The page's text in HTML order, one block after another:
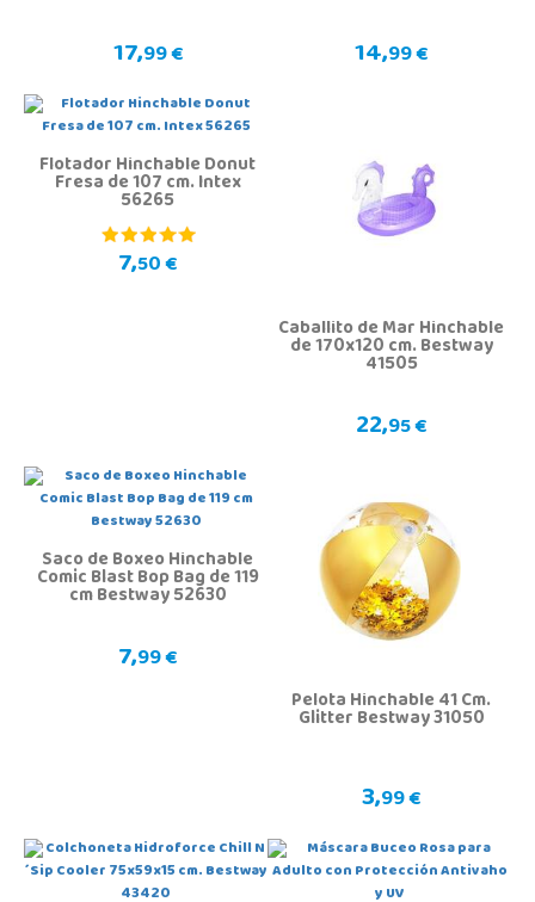
17,99 € 14,99 €
Flotador Hinchable Donut
Fresa de 107 cm. Intex
56265
7,50 €
Caballito de Mar Hinchable
de 170x120 cm. Bestway
41505
22,95 €
Saco de Boxeo Hinchable
Comic Blast Bop Bag de 119
cm Bestway 52630
7,99 €
Pelota Hinchable 41 Cm.
Glitter Bestway 31050
3,99 €